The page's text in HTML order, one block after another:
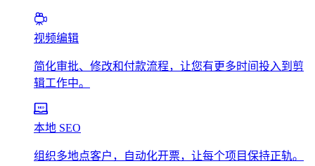
视频编辑
简化审批、修改和付款流程，让您有更多时间投入到剪
辑工作中。
本地 SEO
组织多地点客户，自动化开票，让每个项目保持正轨。